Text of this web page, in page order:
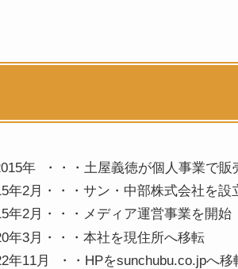
年 ・・・土屋義徳が個人事業で販
年2月・・・サン・中部株式会社を設
年2月・・・メディア運営事業を開始
年3月・・・本社を現住所へ移転
年11月 ・・HPをsunchubu.co.jpへ移